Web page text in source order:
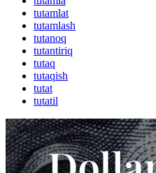
tutamlat
tutamlash
tutanoq
tutantiriq
tutaq
tutaqish
tutat
tutatil